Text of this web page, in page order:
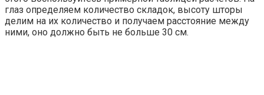
глаз определяем количество складок, высоту шторы
делим на их количество и получаем расстояние между
ними, оно должно быть не больше 30 см.